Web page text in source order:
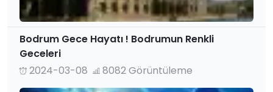
Bodrum Gece Hayatı ! Bodrumun Renkli
Geceleri
2024-03-08
8082 Görüntüleme